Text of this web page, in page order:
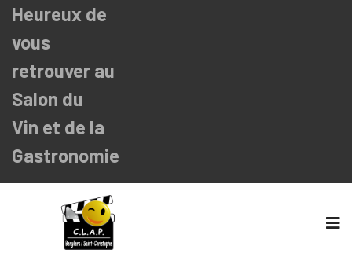
Heureux de
vous
retrouver au
Salon du
Vin et de la
Gastronomie